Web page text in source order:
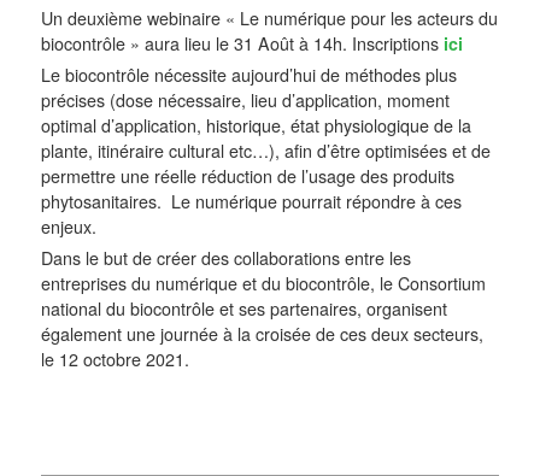
Un deuxième webinaire « Le numérique pour les acteurs du
biocontrôle » aura lieu le 31 Août à 14h. Inscriptions ici
Le biocontrôle nécessite aujourd’hui de méthodes plus
précises (dose nécessaire, lieu d’application, moment
optimal d’application, historique, état physiologique de la
plante, itinéraire cultural etc…), afin d’être optimisées et de
permettre une réelle réduction de l’usage des produits
phytosanitaires. Le numérique pourrait répondre à ces
enjeux.
Dans le but de créer des collaborations entre les
entreprises du numérique et du biocontrôle, le Consortium
national du biocontrôle et ses partenaires, organisent
également une journée à la croisée de ces deux secteurs,
le 12 octobre 2021.